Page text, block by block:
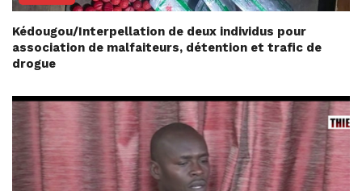
Kédougou/Interpellation de deux individus pour
association de malfaiteurs, détention et trafic de
drogue